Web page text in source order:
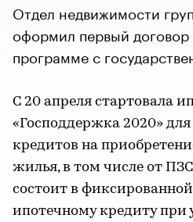
Отдел недвижимости
оформил первый
программе с
С 20 апреля стартовала
«Господдержка 2020»
кредитов на
жилья, в том числе от
состоит в
ипотечному кредиту при